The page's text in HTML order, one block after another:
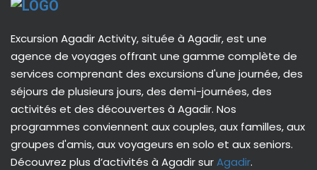
Excursion Agadir Activity, située à Agadir, est une
agence de voyages offrant une gamme complète de
services comprenant des excursions d'une journée, des
séjours de plusieurs jours, des demi-journées, des
activités et des découvertes à Agadir. Nos
programmes conviennent aux couples, aux familles, aux
groupes d'amis, aux voyageurs en solo et aux seniors.
Découvrez plus d’activités à Agadir surAgadir.